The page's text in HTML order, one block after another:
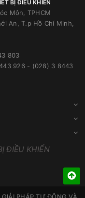
BỊ ĐIỀU KHIỂN
Môn, TPHCM
An, T.p Hồ Chí Minh,
803
926 - (028) 3 8443
ĐIỀU KHIỂN